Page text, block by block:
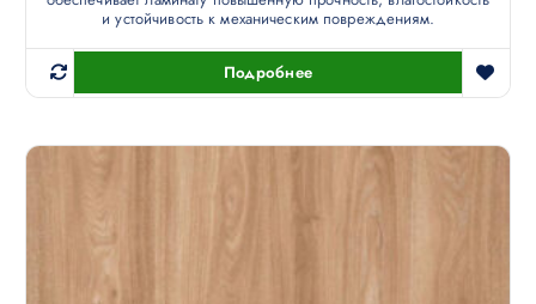
и устойчивость к механическим повреждениям.
Подробнее